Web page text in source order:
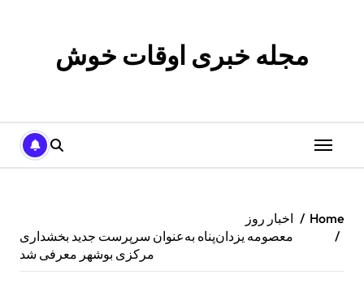
مجله خبری اوقات خوش
Home
اخبار روز
معصومه یزدان‌پناه به‌عنوان سرپرست جدید بخشداری
مرکزی بوشهر معرفی شد